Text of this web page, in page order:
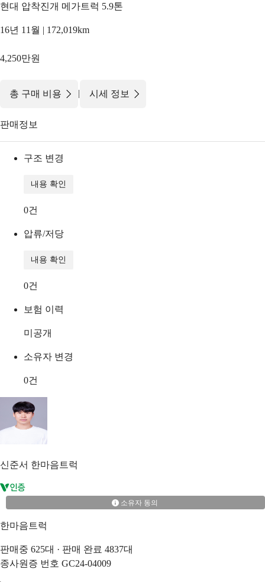
현대 압착진개 메가트럭 5.9톤
16년 11월 | 172,019km
4,250만원
총 구매 비용 | 시세 정보
판매정보
구조 변경
내용 확인
0건
압류/저당
내용 확인
0건
보험 이력
미공개
소유자 변경
0건
신준서 한마음트럭
소유자 동의
한마음트럭
판매중 625대 · 판매 완료 4837대
종사원증 번호 GC24-04009